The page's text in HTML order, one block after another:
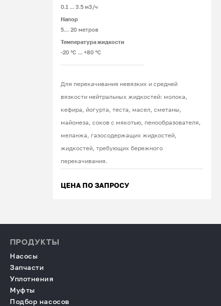
0.1 ... 3.5 м3/ч
Напор
5… 20 метров
Температура жидкости
-20 °С ... +80 °С
Для перекачивания невязких и средней
вязкости нейтральных жидкостей: молока,
кефира, йогурта, теста, масел, сметаны,
майонеза, соков с мякотью, пенообразователя,
меланжа, газосодержащих жидкостей,
жидкостей, требующих бережного
перекачивания.
ЦЕНА ПО ЗАПРОСУ
ПРОДУКТЫ
Насосы
Запчасти
Уплотнения
Муфты
Подбор насосов